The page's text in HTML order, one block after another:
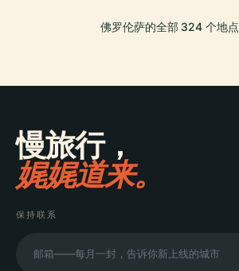
佛罗伦萨的全部 324 个地点
慢旅行，
娓娓道来。
保持联系